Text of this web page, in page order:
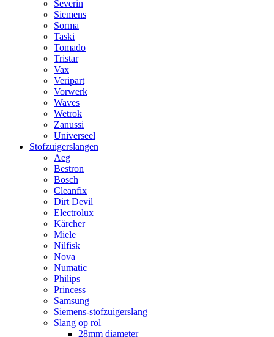
Severin
Siemens
Sorma
Taski
Tomado
Tristar
Vax
Veripart
Vorwerk
Waves
Wetrok
Zanussi
Universeel
Stofzuigerslangen
Aeg
Bestron
Bosch
Cleanfix
Dirt Devil
Electrolux
Kärcher
Miele
Nilfisk
Nova
Numatic
Philips
Princess
Samsung
Siemens-stofzuigerslang
Slang op rol
28mm diameter